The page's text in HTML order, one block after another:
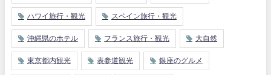
ハワイ旅行・観光 スペイン旅行・観光
沖縄県のホテル フランス旅行・観光 大自然
東京都内観光 表参道観光 銀座のグルメ